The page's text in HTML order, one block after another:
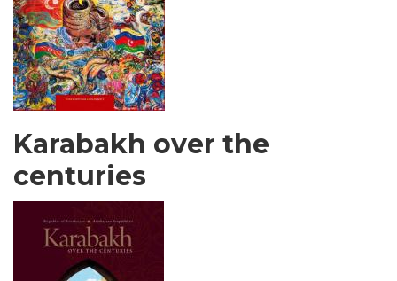
Karabakh over the
centuries